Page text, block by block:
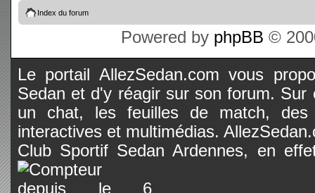
Index du forum
Powered by phpBB ©
Le portail AllezSedan.com vous
Sedan et d'y réagir sur son forum.
un chat, les feuilles de match, des
interactives et multimédias.
Club Sportif Sedan Ardennes, en